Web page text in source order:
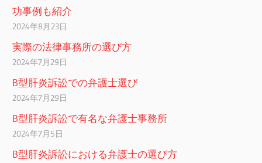
功事例も紹介
2024年8月23日
実際の法律事務所の選び方
2024年7月29日
B型肝炎訴訟での弁護士選び
2024年7月29日
B型肝炎訴訟で有名な弁護士事務所
2024年7月5日
B型肝炎訴訟における弁護士の選び方